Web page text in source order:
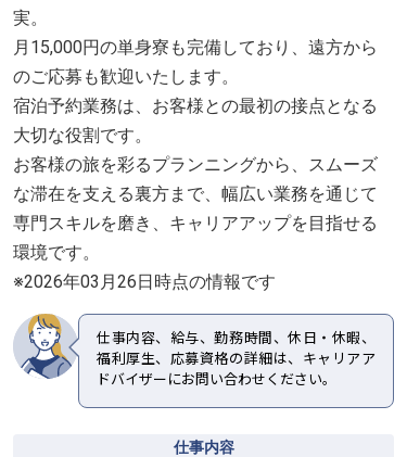
実。
月15,000円の単身寮も完備しており、遠方から
のご応募も歓迎いたします。
宿泊予約業務は、お客様との最初の接点となる
大切な役割です。
お客様の旅を彩るプランニングから、スムーズ
な滞在を支える裏方まで、幅広い業務を通じて
専門スキルを磨き、キャリアアップを目指せる
環境です。
※2026年03月26日時点の情報です
仕事内容、給与、勤務時間、休日・休暇、
福利厚生、応募資格の詳細は、キャリアア
ドバイザーにお問い合わせください。
仕事内容